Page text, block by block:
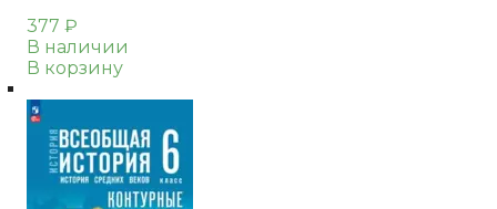
377 ₽
В наличии
В корзину